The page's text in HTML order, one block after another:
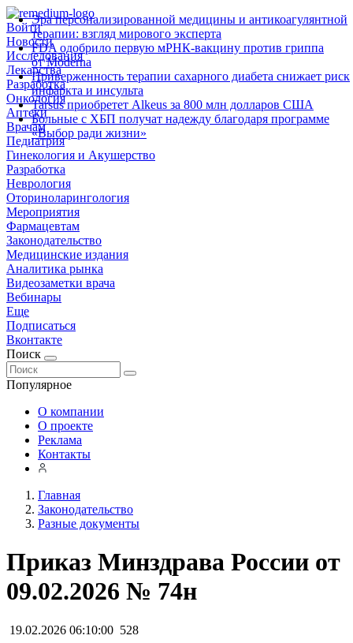
Войти
Новости
Исследования
Лекарства
Разработка
Онкология
Аптеки
Врачам
Педиатрия
Гинекология и Акушерство
Разработка
Неврология
Оториноларингология
Мероприятия
Фармацевтам
Законодательство
Медицинские издания
Аналитика рынка
Видеозаметки врача
Вебинары
Еще
Подписаться
Вконтакте
Поиск
Популярное
Эра персонализированной медицины и антикоагулянтной
терапии: взгляд мирового эксперта
FDA одобрило первую мРНК‑вакцину против гриппа
от Moderna
Приверженность терапии сахарного диабета снижает риск
инфаркта и инсульта
Tarsus приобретет Alkeus за 800 млн долларов США
Больные с ХБП получат надежду благодаря программе
«Выбор ради жизни»
О компании
О проекте
Реклама
Контакты
Главная
Законодательство
Разные документы
Приказ Минздрава России от
09.02.2026 № 74н
19.02.2026 06:10:00 528